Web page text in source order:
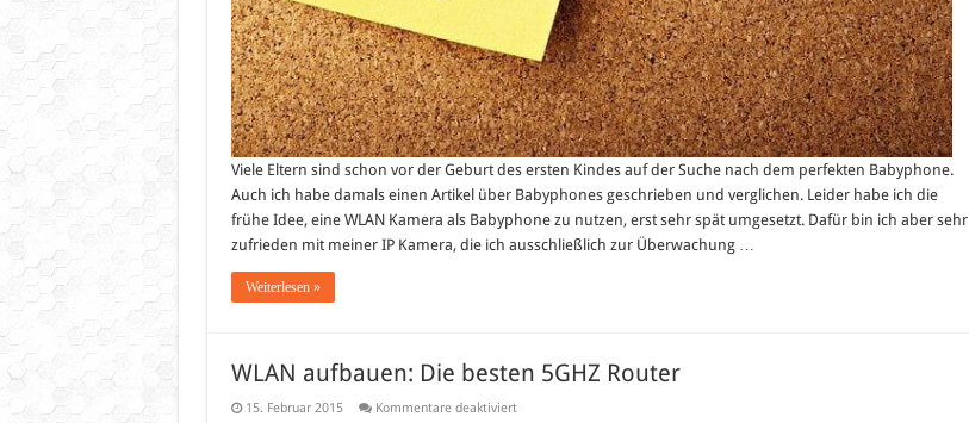
Viele Eltern sind schon vor der Geburt des ersten Kindes auf der Suche nach dem perfekten Babyphone.
Auch ich habe damals einen Artikel über Babyphones geschrieben und verglichen. Leider habe ich die
frühe Idee, eine WLAN Kamera als Babyphone zu nutzen, erst sehr spät umgesetzt. Dafür bin ich aber sehr
zufrieden mit meiner IP Kamera, die ich ausschließlich zur Überwachung …
Weiterlesen »
WLAN aufbauen: Die besten 5GHZ Router
15. Februar 2015 Kommentare deaktiviertfür